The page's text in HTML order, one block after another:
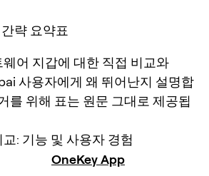
략 요약표
어 지갑에 대한 직접 비교와
사용자에게 왜 뛰어난지 설명합
를 위해 표는 원문 그대로 제공됩
: 기능 및 사용자 경험
OneKey App